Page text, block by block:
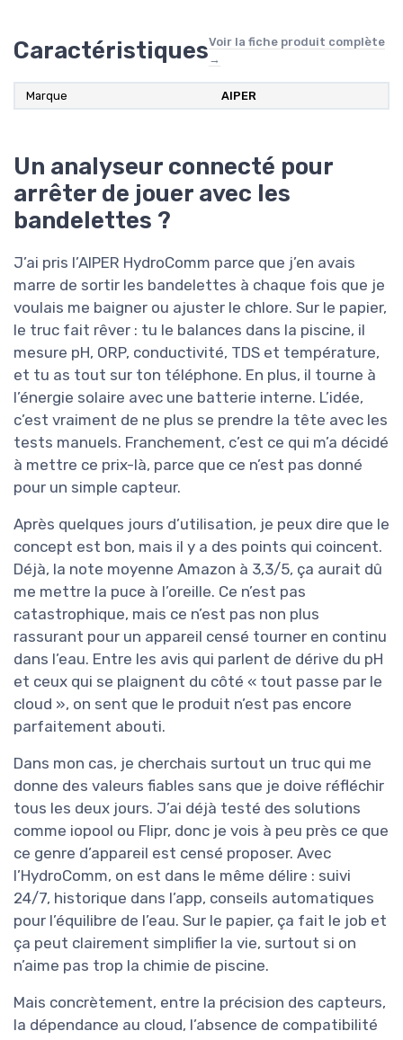
CaractéristiquesVoir la fiche produit complète
→
Marque AIPER
Un analyseur connecté pour
arrêter de jouer avec les
bandelettes ?
J’ai pris l’AIPER HydroComm parce que j’en avais
marre de sortir les bandelettes à chaque fois que je
voulais me baigner ou ajuster le chlore. Sur le papier,
le truc fait rêver : tu le balances dans la piscine, il
mesure pH, ORP, conductivité, TDS et température,
et tu as tout sur ton téléphone. En plus, il tourne à
l’énergie solaire avec une batterie interne. L’idée,
c’est vraiment de ne plus se prendre la tête avec les
tests manuels. Franchement, c’est ce qui m’a décidé
à mettre ce prix-là, parce que ce n’est pas donné
pour un simple capteur.
Après quelques jours d’utilisation, je peux dire que le
concept est bon, mais il y a des points qui coincent.
Déjà, la note moyenne Amazon à 3,3/5, ça aurait dû
me mettre la puce à l’oreille. Ce n’est pas
catastrophique, mais ce n’est pas non plus
rassurant pour un appareil censé tourner en continu
dans l’eau. Entre les avis qui parlent de dérive du pH
et ceux qui se plaignent du côté « tout passe par le
cloud », on sent que le produit n’est pas encore
parfaitement abouti.
Dans mon cas, je cherchais surtout un truc qui me
donne des valeurs fiables sans que je doive réfléchir
tous les deux jours. J’ai déjà testé des solutions
comme iopool ou Flipr, donc je vois à peu près ce que
ce genre d’appareil est censé proposer. Avec
l’HydroComm, on est dans le même délire : suivi
24/7, historique dans l’app, conseils automatiques
pour l’équilibre de l’eau. Sur le papier, ça fait le job et
ça peut clairement simplifier la vie, surtout si on
n’aime pas trop la chimie de piscine.
Mais concrètement, entre la précision des capteurs,
la dépendance au cloud, l’absence de compatibilité